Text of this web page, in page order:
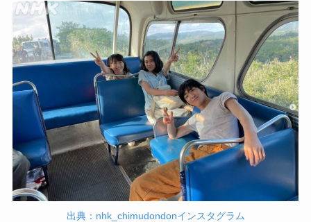
出典：nhk_chimudondonインスタグラム